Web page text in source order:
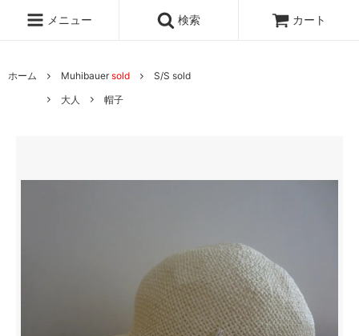
メニュー 検索 カート
ホーム Muhibauersold
S/S sold
大人
帽子